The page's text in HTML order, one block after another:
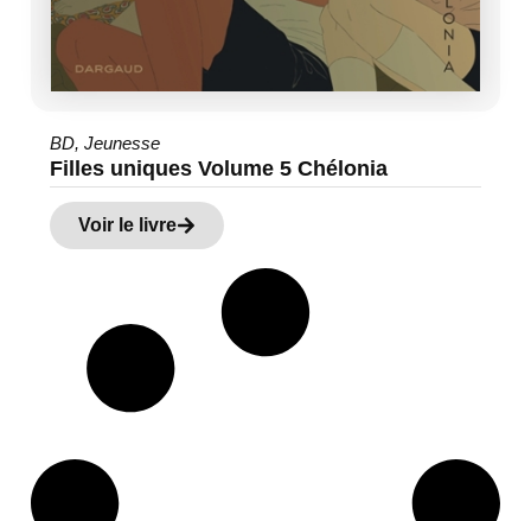
BD, Jeunesse
Filles uniques Volume 5 Chélonia
Voir le livre